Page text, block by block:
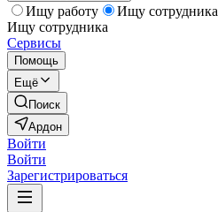
Ищу работу
Ищу сотрудника
Ищу сотрудника
Сервисы
Помощь
Ещё
Поиск
Ардон
Войти
Войти
Зарегистрироваться